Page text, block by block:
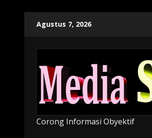
Agustus 7, 2026
Corong Informasi Obyektif